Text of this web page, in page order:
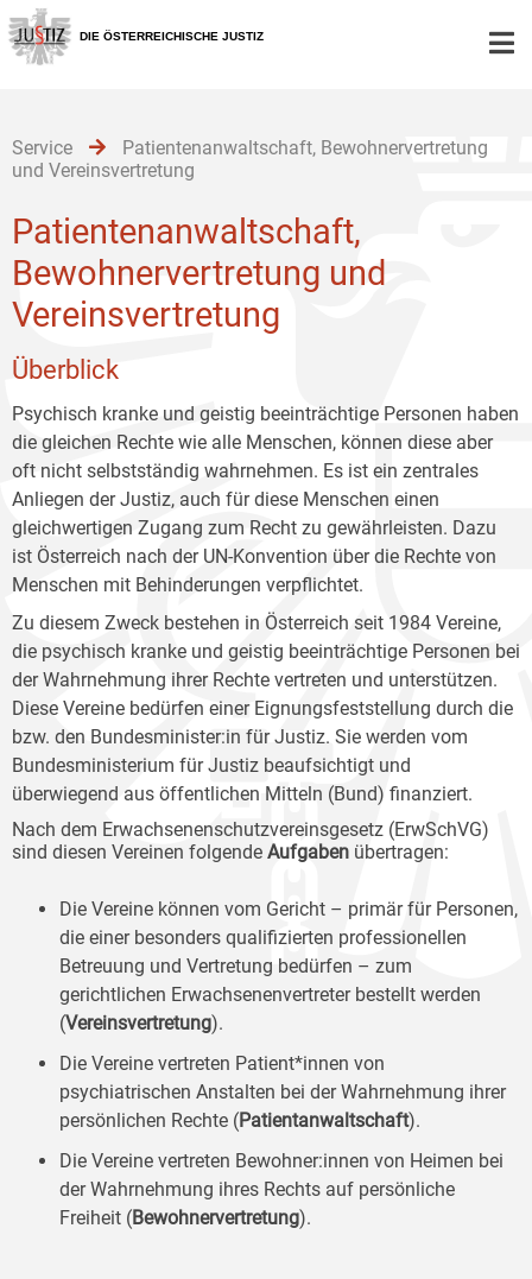
Zur
Hauptnavigation
[1]
Zum
Inhalt
[2]
Zum
Untermenü
[3]
DIE ÖSTERREICHISCHE JUSTIZ
Service
Patientenanwaltschaft, Bewohnervertretung
und Vereinsvertretung
Patientenanwaltschaft,
Bewohnervertretung und
Vereinsvertretung
Überblick
Psychisch kranke und geistig beeinträchtige Personen haben
die gleichen Rechte wie alle Menschen, können diese aber
oft nicht selbstständig wahrnehmen. Es ist ein zentrales
Anliegen der Justiz, auch für diese Menschen einen
gleichwertigen Zugang zum Recht zu gewährleisten. Dazu
ist Österreich nach der UN-Konvention über die Rechte von
Menschen mit Behinderungen verpflichtet.
Zu diesem Zweck bestehen in Österreich seit 1984 Vereine,
die psychisch kranke und geistig beeinträchtige Personen bei
der Wahrnehmung ihrer Rechte vertreten und unterstützen.
Diese Vereine bedürfen einer Eignungsfeststellung durch die
bzw. den Bundesminister:in für Justiz. Sie werden vom
Bundesministerium für Justiz beaufsichtigt und
überwiegend aus öffentlichen Mitteln (Bund) finanziert.
Nach dem Erwachsenenschutzvereinsgesetz (ErwSchVG)
sind diesen Vereinen folgende Aufgaben übertragen:
Die Vereine können vom Gericht – primär für Personen,
die einer besonders qualifizierten professionellen
Betreuung und Vertretung bedürfen – zum
gerichtlichen Erwachsenenvertreter bestellt werden
(Vereinsvertretung).
Die Vereine vertreten Patient*innen von
psychiatrischen Anstalten bei der Wahrnehmung ihrer
persönlichen Rechte (Patientanwaltschaft).
Die Vereine vertreten Bewohner:innen von Heimen bei
der Wahrnehmung ihres Rechts auf persönliche
Freiheit (Bewohnervertretung).